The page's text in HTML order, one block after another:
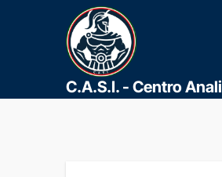
C.A.S.I. - Centro